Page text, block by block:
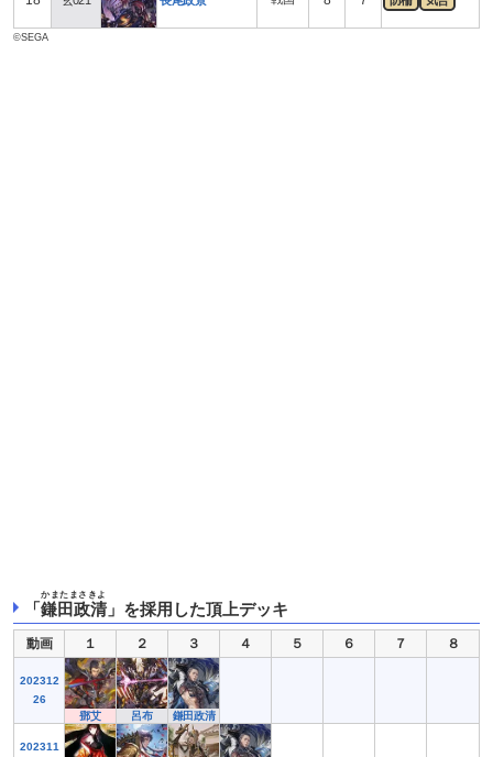
©SEGA
「鎌田政清
かまたまさきよ
」を採用した頂上デッキ
動画 １ ２ ３ ４ ５ ６ ７ ８
202312
26
鄧艾
呂布 鎌田政清
202311